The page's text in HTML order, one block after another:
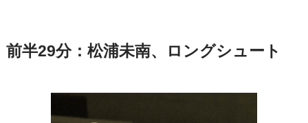
前半29分：松浦未南、ロングシュート